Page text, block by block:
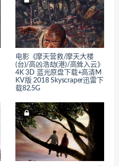
电影《摩天营救/摩天大楼
(台)/高凶浩劫(港)/高耸入云》
4K 3D 蓝光原盘下载+高清M
KV版 2018 Skyscraper迅雷下
载82.5G